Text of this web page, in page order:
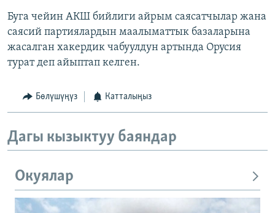
Буга чейин АКШ бийлиги айрым саясатчылар жана
саясий партиялардын маалыматтык базаларына
жасалган хакердик чабуулдун артында Орусия
турат деп айыптап келген.
Бөлүшүңүз Катталыңыз
Дагы кызыктуу баяндар
Окуялар